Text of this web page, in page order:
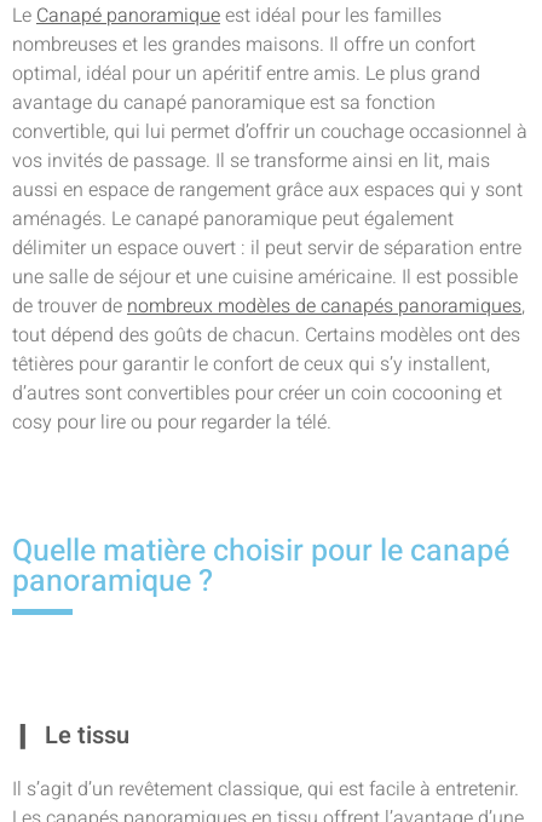
LeCanapé panoramiqueest idéal pour les familles
nombreuses et les grandes maisons. Il offre un confort
optimal, idéal pour un apéritif entre amis. Le plus grand
avantage du canapé panoramique est sa fonction
convertible, qui lui permet d’offrir un couchage occasionnel à
vos invités de passage. Il se transforme ainsi en lit, mais
aussi en espace de rangement grâce aux espaces qui y sont
aménagés. Le canapé panoramique peut également
délimiter un espace ouvert : il peut servir de séparation entre
une salle de séjour et une cuisine américaine. Il est possible
de trouver denombreux modèles de canapés panoramiques,
tout dépend des goûts de chacun. Certains modèles ont des
têtières pour garantir le confort de ceux qui s’y installent,
d’autres sont convertibles pour créer un coin cocooning et
cosy pour lire ou pour regarder la télé.
Quelle matière choisir pour le canapé
panoramique ?
Le tissu
Il s’agit d’un revêtement classique, qui est facile à entretenir.